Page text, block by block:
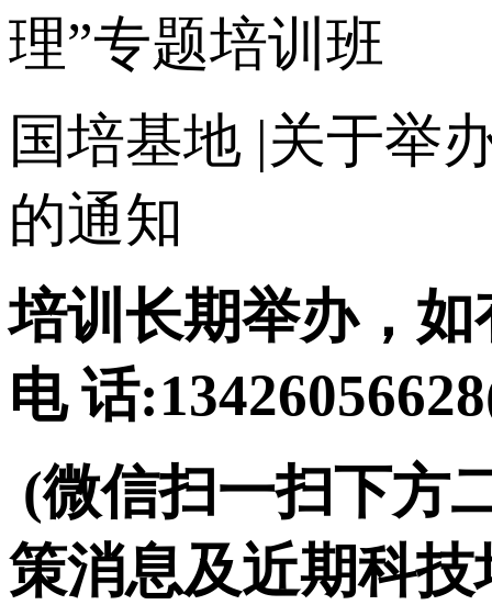
理”专题培训班
国培基地 |关于举
的通知
培训长期举办，
电 话
(微信扫一扫下方
策消息及近期科